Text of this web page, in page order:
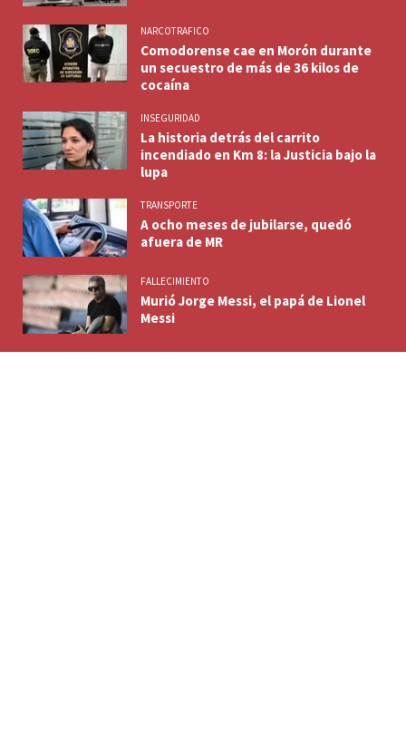
NARCOTRAFICO
Comodorense cae en Morón durante
un secuestro de más de 36 kilos de
cocaína
INSEGURIDAD
La historia detrás del carrito
incendiado en Km 8: la Justicia bajo la
lupa
TRANSPORTE
A ocho meses de jubilarse, quedó
afuera de MR
FALLECIMIENTO
Murió Jorge Messi, el papá de Lionel
Messi